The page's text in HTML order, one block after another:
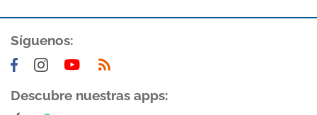
Síguenos:
Descubre nuestras apps: